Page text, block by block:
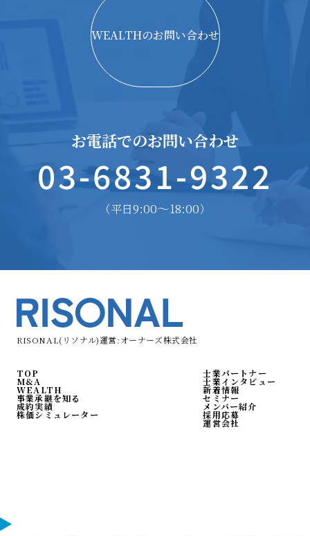
WEALTHのお問い合わせ
お電話でのお問い合わせ
03-6831-9322
（平日9:00〜18:00）
RISONAL(リソナル)運営:オーナーズ株式会社
TOP
M&A
WEALTH
事業承継を知る
成約実績
株価シミュレーター
士業パートナー
士業インタビュー
新着情報
セミナー
メンバー紹介
採用応募
運営会社